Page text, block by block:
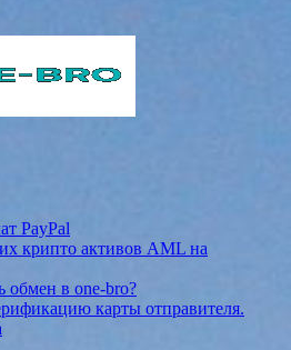
PayPal
крипто активов AML на
обмен в one-bro?
карты отправителя.